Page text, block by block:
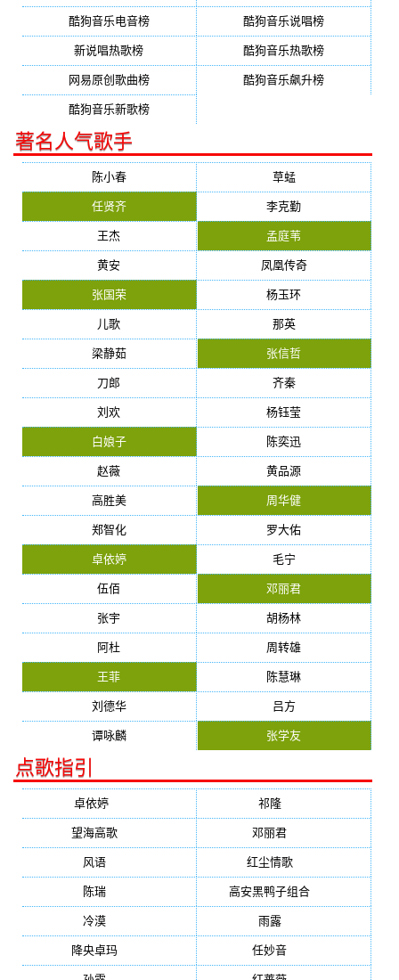
酷狗音乐电音榜 酷狗音乐说唱榜
新说唱热歌榜 酷狗音乐热歌榜
网易原创歌曲榜 酷狗音乐飙升榜
酷狗音乐新歌榜
著名人气歌手
陈小春 草蜢
任贤齐 李克勤
王杰 孟庭苇
黄安 凤凰传奇
张国荣 杨玉环
儿歌 那英
梁静茹 张信哲
刀郎 齐秦
刘欢 杨钰莹
白娘子 陈奕迅
赵薇 黄品源
高胜美 周华健
郑智化 罗大佑
卓依婷 毛宁
伍佰 邓丽君
张宇 胡杨林
阿杜 周转雄
王菲 陈慧琳
刘德华 吕方
谭咏麟 张学友
点歌指引
卓依婷 祁隆(647)
望海高歌 邓丽君
风语 红尘情歌(472)
陈瑞 高安黑鸭子组合
冷漠 雨露(350)
降央卓玛 任妙音